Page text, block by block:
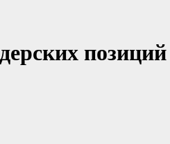
позиций